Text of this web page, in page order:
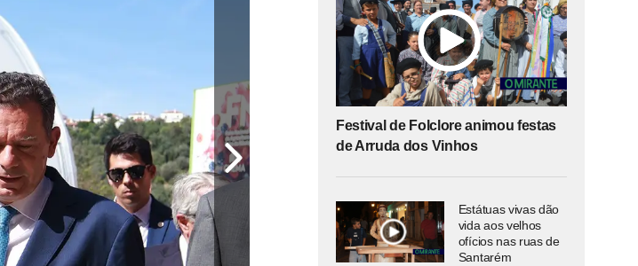
Festival de Folclore animou festas
de Arruda dos Vinhos
Estátuas vivas dão
vida aos velhos
ofícios nas ruas de
Santarém